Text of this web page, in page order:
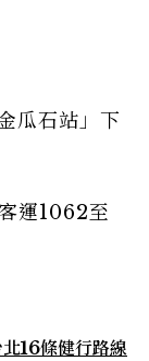
瓜石站」下
運1062至
16條健行路線